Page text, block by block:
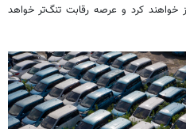
خواهند کرد و عرصه رقابت تنگ‌تر خواهد